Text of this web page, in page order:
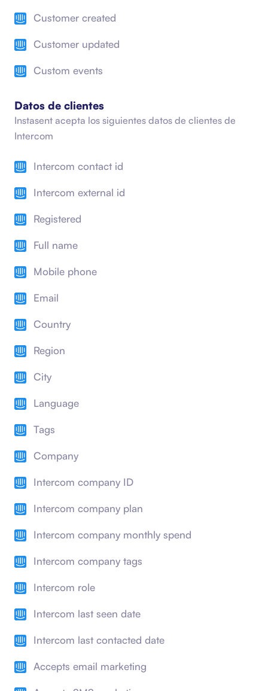
Customer created
Customer updated
Custom events
Datos de clientes
Instasent acepta los siguientes datos de clientes de
Intercom
Intercom contact id
Intercom external id
Registered
Full name
Mobile phone
Email
Country
Region
City
Language
Tags
Company
Intercom company ID
Intercom company plan
Intercom company monthly spend
Intercom company tags
Intercom role
Intercom last seen date
Intercom last contacted date
Accepts email marketing